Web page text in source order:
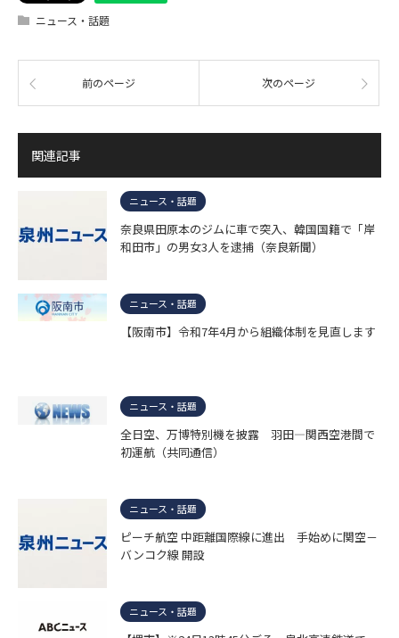
ニュース・話題
前のページ 次のページ
関連記事
ニュース・話題
奈良県田原本のジムに車で突入、韓国国籍で「岸
和田市」の男女3人を逮捕（奈良新聞）
ニュース・話題
【阪南市】令和7年4月から組織体制を見直します
ニュース・話題
全日空、万博特別機を披露 羽田―関西空港間で
初運航（共同通信）
ニュース・話題
ピーチ航空 中距離国際線に進出 手始めに関空－
バンコク線 開設
ニュース・話題